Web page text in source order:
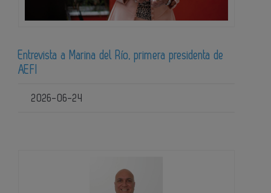
Entrevista a Marina del Río, primera presidenta de
AEFI
2026-06-24